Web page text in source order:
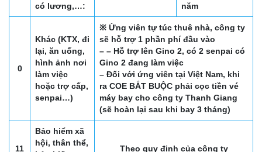
có lương,…:
năm
0
Khác (KTX, đi
lại, ăn uống,
hình ảnh nơi
làm việc
hoặc trợ cấp,
senpai…)
※ Ứng viên tự túc thuê nhà, công ty
sẽ hỗ trợ 1 phần phí đầu vào
– – Hỗ trợ lên Gino 2, có 2 senpai có
Gino 2 đang làm việc
– Đối với ứng viên tại Việt Nam, khi
ra COE BẮT BUỘC phải cọc tiền vé
máy bay cho công ty Thanh Giang
(sẽ hoàn lại sau khi bay 3 tháng)
11
Bảo hiểm xã
hội, thân thể,
Theo quy định của công ty